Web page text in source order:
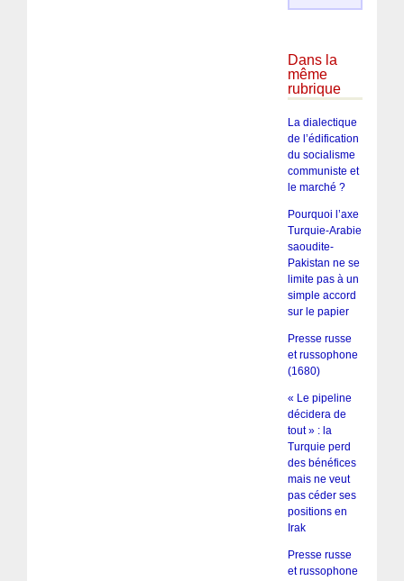
Dans la
même
rubrique
La dialectique
de l’édification
du socialisme
communiste et
le marché ?
Pourquoi l’axe
Turquie-Arabie
saoudite-
Pakistan ne se
limite pas à un
simple accord
sur le papier
Presse russe
et russophone
(1680)
« Le pipeline
décidera de
tout » : la
Turquie perd
des bénéfices
mais ne veut
pas céder ses
positions en
Irak
Presse russe
et russophone